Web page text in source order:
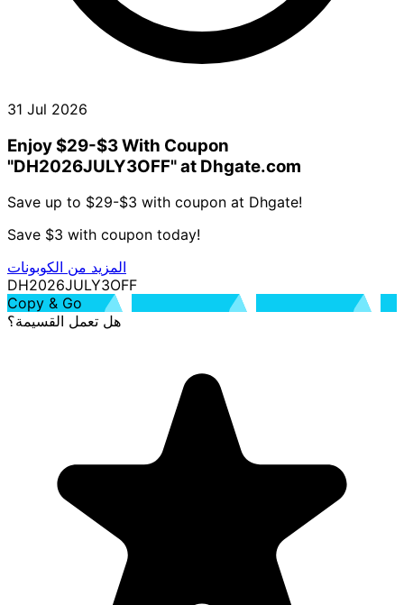
31 Jul 2026
Enjoy $29-$3 With Coupon
"DH2026JULY3OFF" at Dhgate.com
Save up to $29-$3 with coupon at Dhgate!
Save $3 with coupon today!
المزيد من الكوبونات
DH2026JULY3OFF
Copy & Go
هل تعمل القسيمة؟